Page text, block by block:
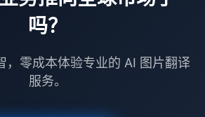
吗？
，零成本体验专业的 AI 图片翻译
服务。